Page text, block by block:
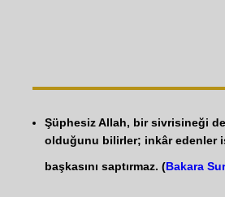
Şüphesiz Allah, bir sivrisineği
olduğunu bilirler; inkâr edenler
başkasını saptırmaz. (Bakara